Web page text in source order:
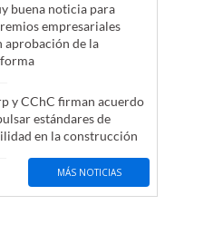
buena noticia para
empresariales
aprobación de la
y CChC firman acuerdo
estándares de
en la construcción
MÁS NOTICIAS